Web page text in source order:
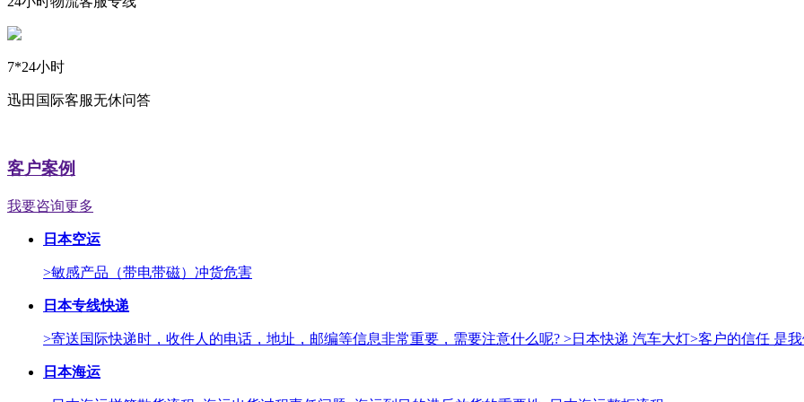
7*24小时
迅田国际客服无休问答
客户案例
我要咨询更多
日本空运
>敏感产品（带电带磁）冲货危害
日本专线快递
>寄送国际快递时，收件人的电话，地址，邮编等信息非常重要，需要注意什么呢? >日本快递 汽车大灯>客户的信任 是
日本海运